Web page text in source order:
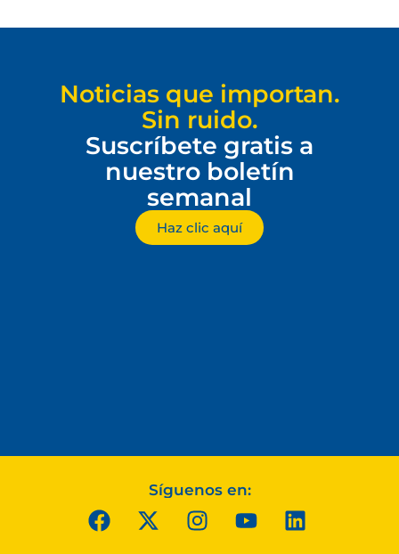
Noticias que importan.
Sin ruido.
Suscríbete gratis a
nuestro boletín
semanal
Haz clic aquí
Síguenos en: